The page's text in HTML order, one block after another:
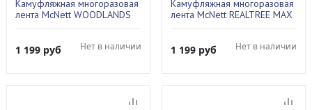
Камуфляжная многоразовая
лента McNett WOODLANDS
1 199 руб Нет в наличии
Камуфляжная многоразовая
лента McNett REALTREE MAX
1 199 руб Нет в наличии